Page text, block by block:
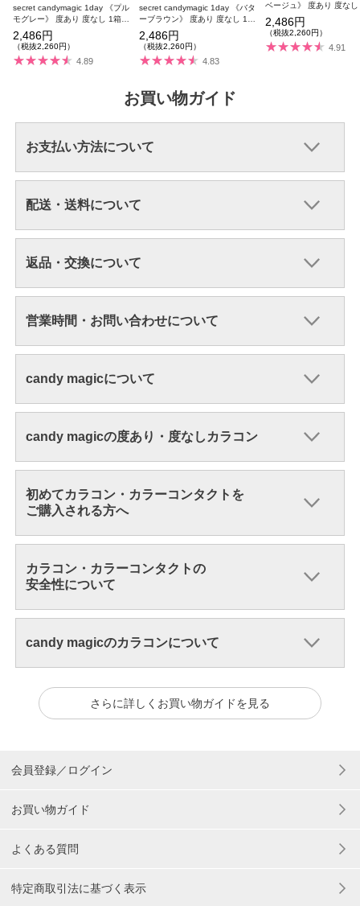
secret candymagic 1day 《プル
モグレー》 度あり 度なし 1箱20
枚入り
2,486円
（税抜2,260円）
4.89
secret candymagic 1day 《バタ
ーブラウン》 度あり 度なし 1箱
20枚入り
2,486円
（税抜2,260円）
4.83
ベージュ》 度あり 度な
枚入り
2,486円
（税抜2,260円）
4.91
お買い物ガイド
お支払い方法について
配送・送料について
返品・交換について
営業時間・お問い合わせについて
candy magicについて
candy magicの度あり・度なしカラコン
初めてカラコン・カラーコンタクトを
ご購入される方へ
カラコン・カラーコンタクトの
安全性について
candy magicのカラコンについて
さらに詳しくお買い物ガイドを見る
会員登録／ログイン
お買い物ガイド
よくある質問
特定商取引法に基づく表示